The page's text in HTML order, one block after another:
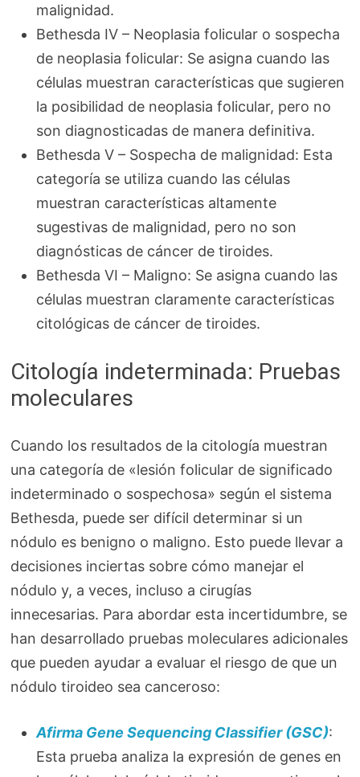
malignidad.
Bethesda IV – Neoplasia folicular o sospecha
de neoplasia folicular: Se asigna cuando las
células muestran características que sugieren
la posibilidad de neoplasia folicular, pero no
son diagnosticadas de manera definitiva.
Bethesda V – Sospecha de malignidad: Esta
categoría se utiliza cuando las células
muestran características altamente
sugestivas de malignidad, pero no son
diagnósticas de cáncer de tiroides.
Bethesda VI – Maligno: Se asigna cuando las
células muestran claramente características
citológicas de cáncer de tiroides.
Citología indeterminada: Pruebas
moleculares
Cuando los resultados de la citología muestran
una categoría de «lesión folicular de significado
indeterminado o sospechosa» según el sistema
Bethesda, puede ser difícil determinar si un
nódulo es benigno o maligno. Esto puede llevar a
decisiones inciertas sobre cómo manejar el
nódulo y, a veces, incluso a cirugías
innecesarias. Para abordar esta incertidumbre, se
han desarrollado pruebas moleculares adicionales
que pueden ayudar a evaluar el riesgo de que un
nódulo tiroideo sea canceroso:
Afirma Gene Sequencing Classifier (GSC):
Esta prueba analiza la expresión de genes en